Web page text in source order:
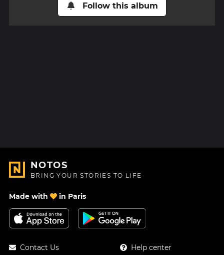
Follow this album
NOTOS
BRING YOUR STORIES TO LIFE
Made with in Paris
Contact Us Help center